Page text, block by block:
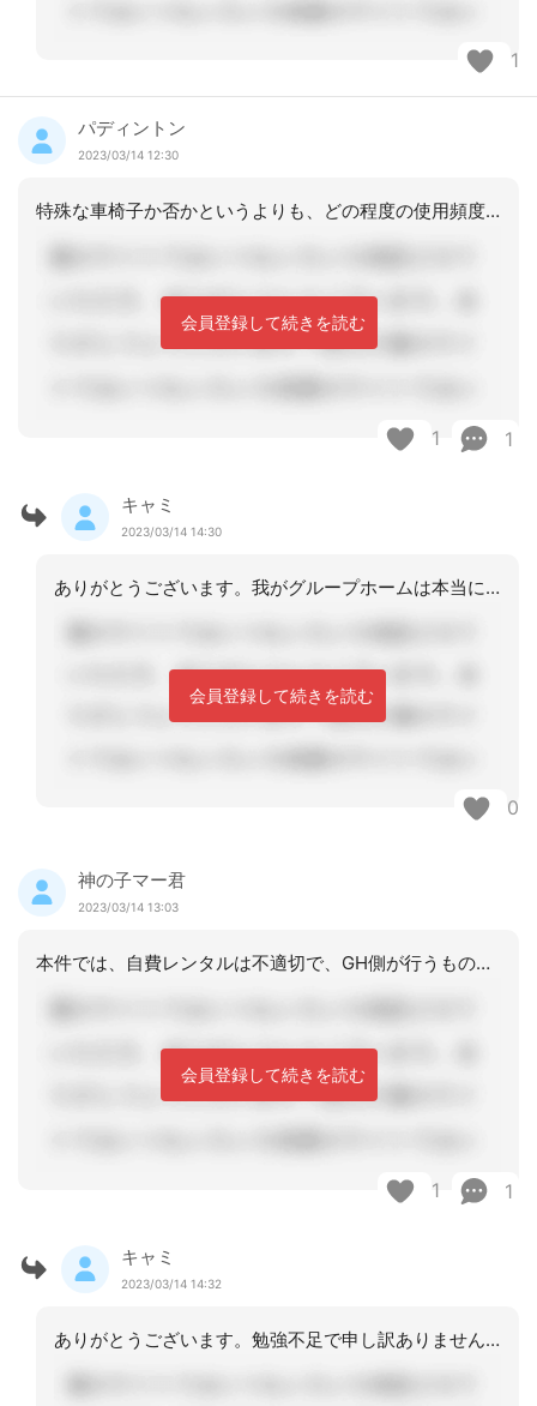
1
パディントン
2023/03/14 12:30
特殊な車椅子か否かというよりも、どの程度の使用頻度なのかが重要なのではないでしょ
会員登録して続きを読む
1 1
キャミ
2023/03/14 14:30
ありがとうございます。我がグループホームは本当に部屋のみでベッドやタンス等も持ち
会員登録して続きを読む
0
神の子マー君
2023/03/14 13:03
本件では、自費レンタルは不適切で、GH側が行うものです。
会員登録して続きを読む
1 1
キャミ
2023/03/14 14:32
ありがとうございます。勉強不足で申し訳ありません、そのような事はどこに書かれてい